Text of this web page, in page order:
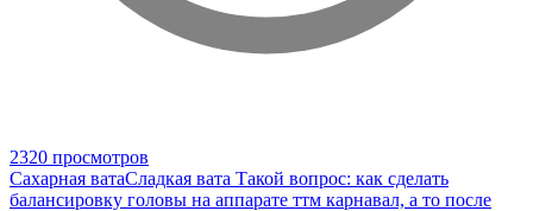
2320 просмотров
Сахарная ватаСладкая вата Такой вопрос: как сделать
балансировку головы на аппарате ттм карнавал, а то после